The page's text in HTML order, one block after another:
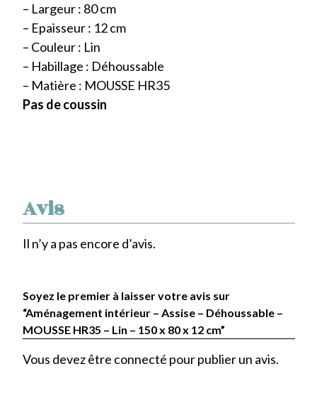
Avis
Il n’y a pas encore d’avis.
Soyez le premier à laisser votre avis sur
“Aménagement intérieur – Assise – Déhoussable –
MOUSSE HR35 – Lin – 150 x 80 x 12 cm”
Vous devez être connecté pour publier un avis.
– Largeur : 80 cm
– Epaisseur : 12 cm
– Couleur : Lin
– Habillage : Déhoussable
– Matière : MOUSSE HR35
Pas de coussin